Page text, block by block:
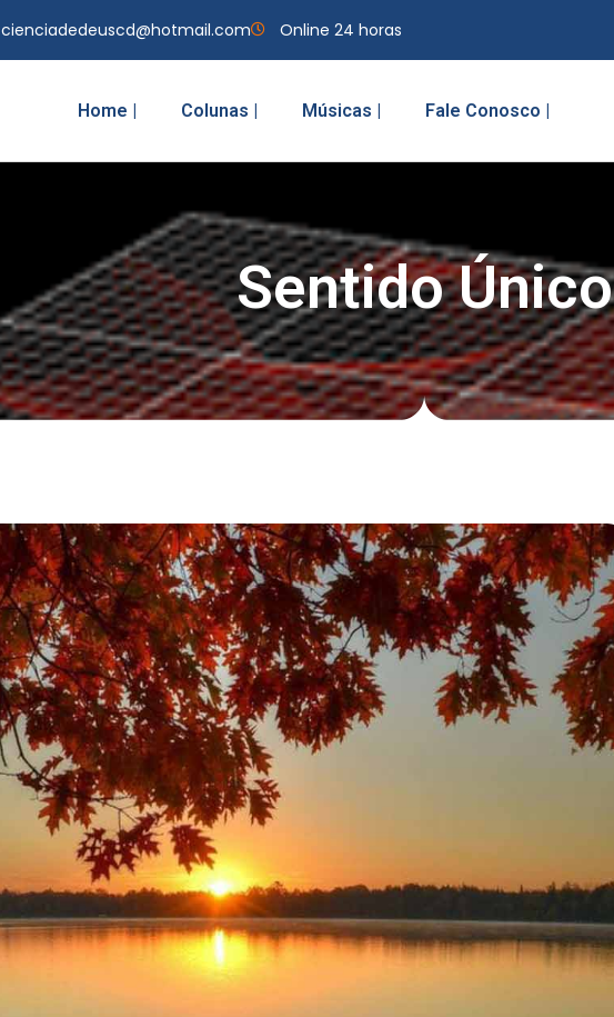
cienciadedeuscd@hotmail.com Online 24 horas
Home | Colunas | Músicas | Fale Conosco |
Sentido Único